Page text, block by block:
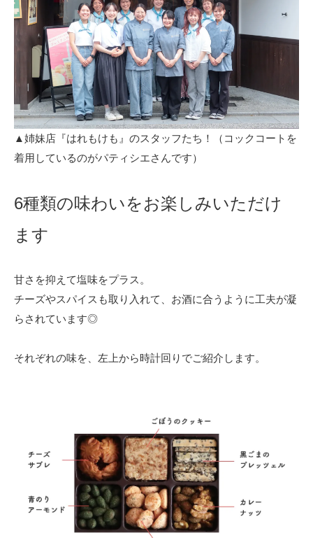
▲姉妹店『はれもけも』のスタッフたち！（コックコートを
着用しているのがパティシエさんです）
6種類の味わいをお楽しみいただけ
ます
甘さを抑えて塩味をプラス。
チーズやスパイスも取り入れて、お酒に合うように工夫が凝
らされています◎
それぞれの味を、左上から時計回りでご紹介します。